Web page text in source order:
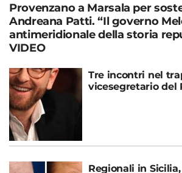
Provenzano a Marsala per
Andreana Patti. “Il governo
antimeridionale della storia
VIDEO
Tre incontri nel
vicesegretario del
Regionali in